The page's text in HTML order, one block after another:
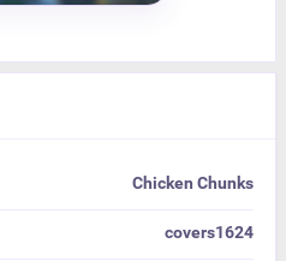
Chicken Chunks
covers1624